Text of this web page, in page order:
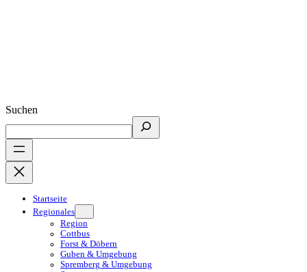
Suchen
Startseite
Regionales
Region
Cottbus
Forst & Döbern
Guben & Umgebung
Spremberg & Umgebung